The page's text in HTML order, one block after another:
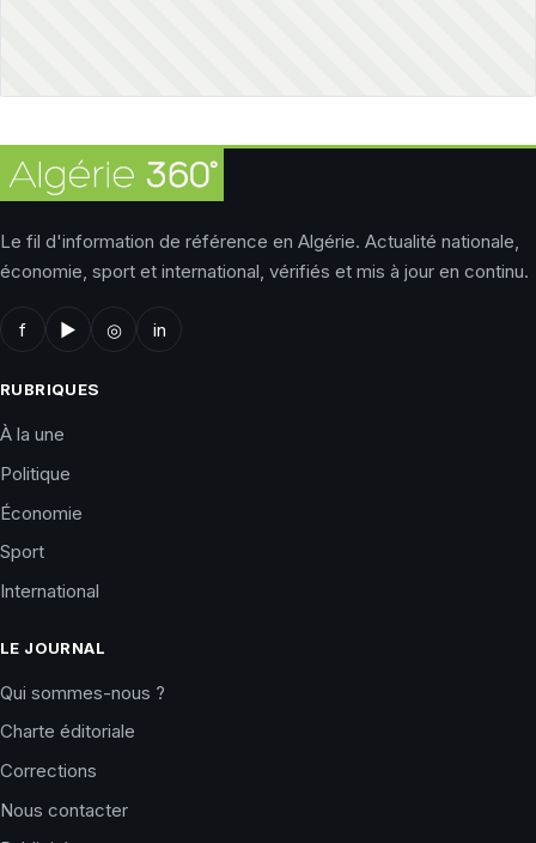
Le fil d'information de référence en Algérie. Actualité nationale,
économie, sport et international, vérifiés et mis à jour en continu.
f ▶ ◎ in
RUBRIQUES
À la une
Politique
Économie
Sport
International
LE JOURNAL
Qui sommes-nous ?
Charte éditoriale
Corrections
Nous contacter